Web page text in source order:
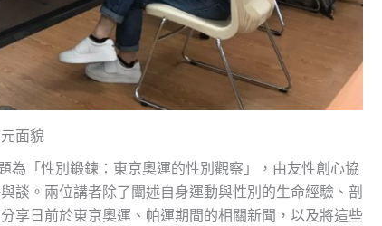
面貌
「性別鍛鍊：東京奧運的性別觀察」，由友性創心協
談。兩位講者除了闡述自身運動與性別的生命經驗、剖
享日前於東京奧運、帕運期間的相關新聞，以及將這些